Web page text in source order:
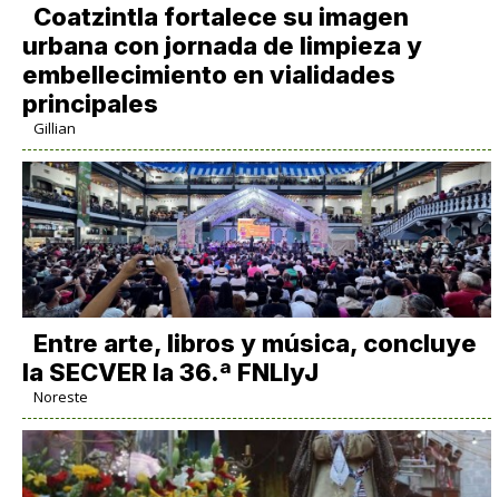
Coatzintla fortalece su imagen
urbana con jornada de limpieza y
embellecimiento en vialidades
principales
Gillian
Entre arte, libros y música, concluye
la SECVER la 36.ª FNLIyJ
Noreste